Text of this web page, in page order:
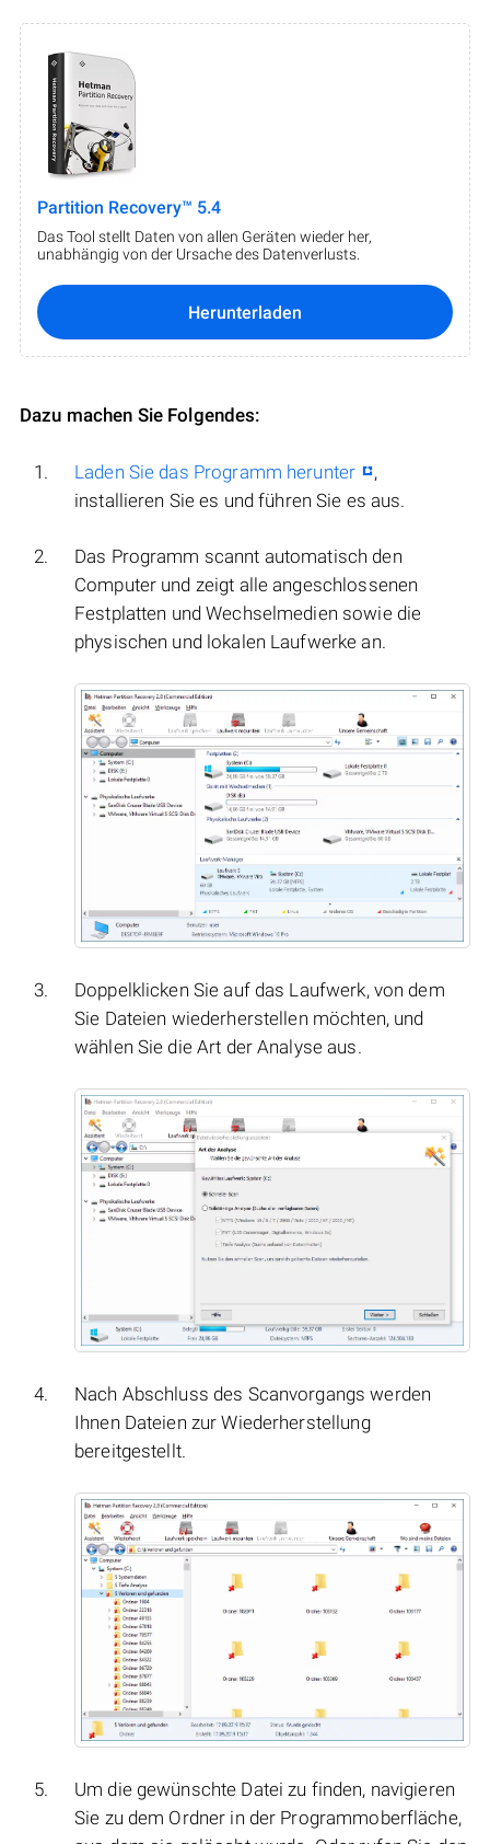
Partition Recovery™ 5.4
Das Tool stellt Daten von allen Geräten wieder her,
unabhängig von der Ursache des Datenverlusts.
Herunterladen
Dazu machen Sie Folgendes:
Laden Sie das Programm herunter
,
installieren Sie es und führen Sie es aus.
Das Programm scannt automatisch den
Computer und zeigt alle angeschlossenen
Festplatten und Wechselmedien sowie die
physischen und lokalen Laufwerke an.
Doppelklicken Sie auf das Laufwerk, von dem
Sie Dateien wiederherstellen möchten, und
wählen Sie die Art der Analyse aus.
Nach Abschluss des Scanvorgangs werden
Ihnen Dateien zur Wiederherstellung
bereitgestellt.
Um die gewünschte Datei zu finden, navigieren
Sie zu dem Ordner in der Programmoberfläche,